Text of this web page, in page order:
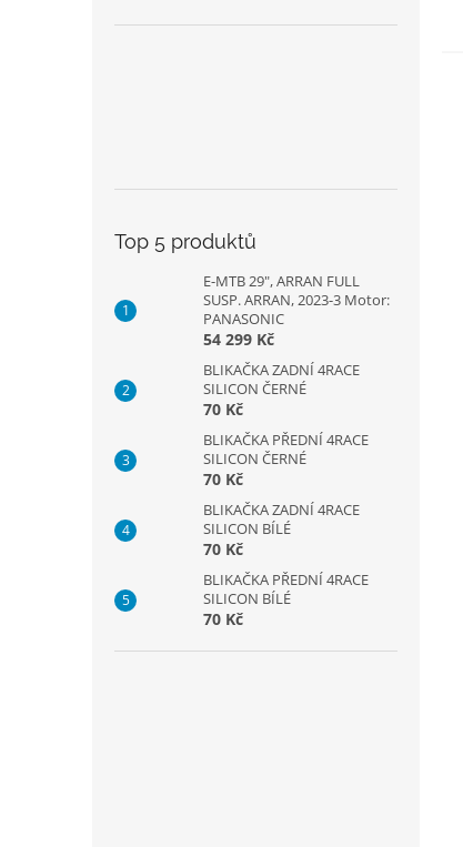
Top 5 produktů
E-MTB 29", ARRAN FULL
SUSP. ARRAN, 2023-3 Motor:
PANASONIC
54 299 Kč
BLIKAČKA ZADNÍ 4RACE
SILICON ČERNÉ
70 Kč
BLIKAČKA PŘEDNÍ 4RACE
SILICON ČERNÉ
70 Kč
BLIKAČKA ZADNÍ 4RACE
SILICON BÍLÉ
70 Kč
BLIKAČKA PŘEDNÍ 4RACE
SILICON BÍLÉ
70 Kč